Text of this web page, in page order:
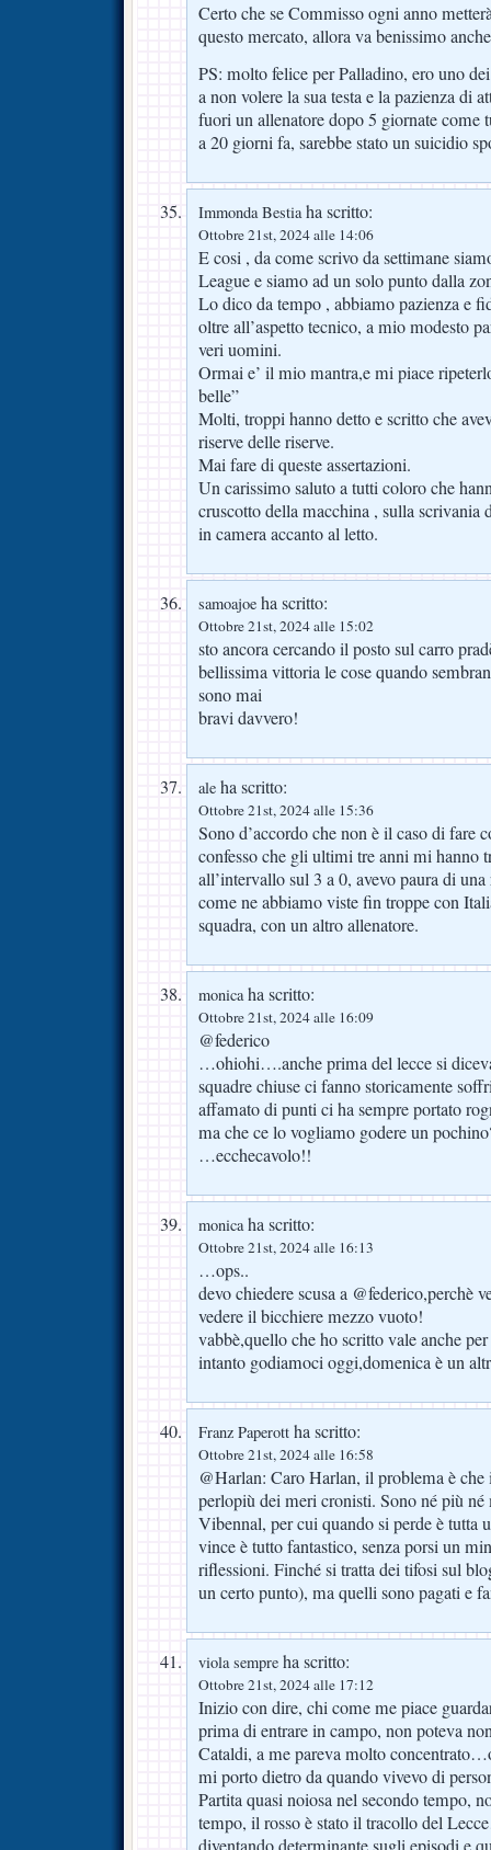
Certo che se Commisso ogni anno
questo mercato, allora va benissimo
PS: molto felice per Palladino, ero uno
a non volere la sua testa e la pazienza di
fuori un allenatore dopo 5 giornate come
a 20 giorni fa, sarebbe stato un suicidio
Immonda Bestiaha scritto:
Ottobre 21st, 2024 alle 14:06
E cosi , da come scrivo da settimane
League e siamo ad un solo punto dalla
Lo dico da tempo , abbiamo pazienza e
oltre all’aspetto tecnico, a mio modesto
veri uomini.
Ormai e’ il mio mantra,e mi piace
belle”
Molti, troppi hanno detto e scritto che
riserve delle riserve.
Mai fare di queste assertazioni.
Un carissimo saluto a tutti coloro che
cruscotto della macchina , sulla
in camera accanto al letto.
samoajoe ha scritto:
Ottobre 21st, 2024 alle 15:02
sto ancora cercando il posto sul carro
bellissima vittoria le cose quando
sono mai
bravi davvero!
ale ha scritto:
Ottobre 21st, 2024 alle 15:36
Sono d’accordo che non è il caso di fare
confesso che gli ultimi tre anni mi hanno
all’intervallo sul 3 a 0, avevo paura di
come ne abbiamo viste fin troppe con
squadra, con un altro allenatore.
monicaha scritto:
Ottobre 21st, 2024 alle 16:09
@federico
…ohiohi….anche prima del lecce si
squadre chiuse ci fanno storicamente
affamato di punti ci ha sempre portato
ma che ce lo vogliamo godere un
…ecchecavolo!!
monicaha scritto:
Ottobre 21st, 2024 alle 16:13
…ops..
devo chiedere scusa a @federico,perchè
vedere il bicchiere mezzo vuoto!
vabbè,quello che ho scritto vale anche
intanto godiamoci oggi,domenica è un
Franz Paperott ha scritto:
Ottobre 21st, 2024 alle 16:58
@Harlan: Caro Harlan, il problema è
perlopiù dei meri cronisti. Sono né più
Vibennal, per cui quando si perde è tutta
vince è tutto fantastico, senza porsi un
riflessioni. Finché si tratta dei tifosi sul
un certo punto), ma quelli sono pagati e
viola sempre ha scritto:
Ottobre 21st, 2024 alle 17:12
Inizio con dire, chi come me piace
prima di entrare in campo, non poteva
Cataldi, a me pareva molto
mi porto dietro da quando vivevo di
Partita quasi noiosa nel secondo tempo,
tempo, il rosso è stato il tracollo del